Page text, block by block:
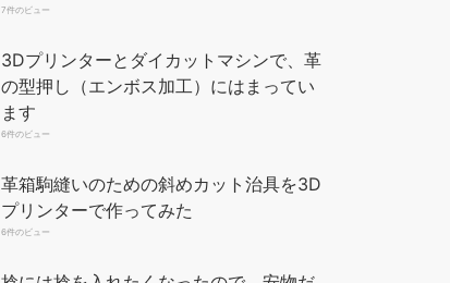
革の技術、なんだ！こうだ
あけ・ステッチ編」: 創業
20年、GRANDZEROの技術
を丸裸に!! (GRANDZEROブ
7件のビュー
3Dプリンターとダイカットマシンで、革
の型押し（エンボス加工）にはまってい
ます
6件のビュー
革箱駒縫いのための斜めカット治具を3D
プリンターで作ってみた
6件のビュー